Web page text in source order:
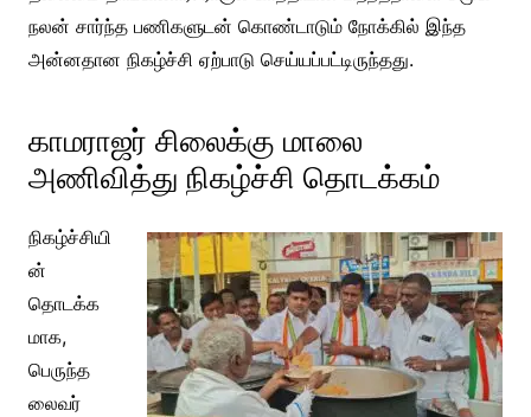
நலன் சார்ந்த பணிகளுடன் கொண்டாடும் நோக்கில் இந்த
அன்னதான நிகழ்ச்சி ஏற்பாடு செய்யப்பட்டிருந்தது.
காமராஜர் சிலைக்கு மாலை
அணிவித்து நிகழ்ச்சி தொடக்கம்
நிகழ்ச்சியி
ன்
தொடக்க
மாக,
பெருந்த
லைவர்